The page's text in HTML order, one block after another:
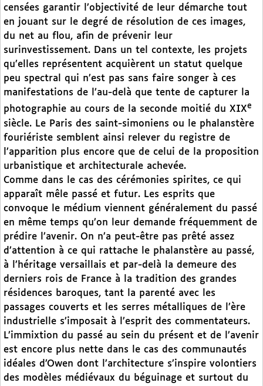
censées garantir l’objectivité de leur démarche tout
en jouant sur le degré de résolution de ces images,
du net au flou, afin de prévenir leur
surinvestissement. Dans un tel contexte, les projets
qu’elles représentent acquièrent un statut quelque
peu spectral qui n’est pas sans faire songer à ces
manifestations de l’au-delà que tente de capturer la
photographie au cours de la seconde moitié du XIXe
siècle. Le Paris des saint-simoniens ou le phalanstère
fouriériste semblent ainsi relever du registre de
l’apparition plus encore que de celui de la proposition
urbanistique et architecturale achevée.
Comme dans le cas des cérémonies spirites, ce qui
apparaît mêle passé et futur. Les esprits que
convoque le médium viennent généralement du passé
en même temps qu’on leur demande fréquemment de
prédire l’avenir. On n’a peut-être pas prêté assez
d’attention à ce qui rattache le phalanstère au passé,
à l’héritage versaillais et par-delà la demeure des
derniers rois de France à la tradition des grandes
résidences baroques, tant la parenté avec les
passages couverts et les serres métalliques de l’ère
industrielle s’imposait à l’esprit des commentateurs.
L’immixtion du passé au sein du présent et de l’avenir
est encore plus nette dans le cas des communautés
idéales d’Owen dont l’architecture s’inspire volontiers
des modèles médiévaux du béguinage et surtout du